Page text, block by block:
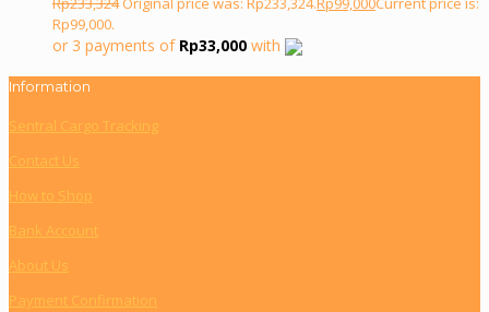
Rp99,000.
or 3 payments of Rp33,000 with
Information
Sentral Cargo Tracking
Contact Us
How to Shop
Bank Account
About Us
Payment Confirmation